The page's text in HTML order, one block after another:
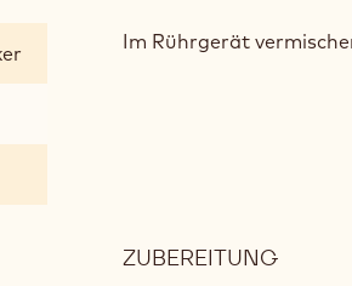
Im Rührgerät
ZUBEREITUNG: